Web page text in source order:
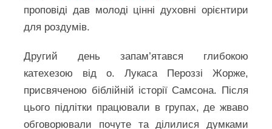
проповіді дав молоді цінні духовні орієнтири
для роздумів.
Другий день запам’ятався глибокою
катехезою від о. Лукаса Пероззі Жорже,
присвяченою біблійній історії Самсона. Після
цього підлітки працювали в групах, де жваво
обговорювали почуте та ділилися думками